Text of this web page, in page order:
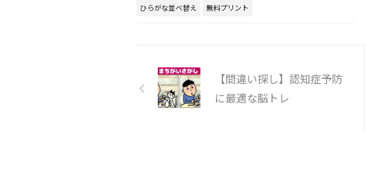
ひらがな並べ替え 無料プリント
【間違い探し】認知症予防
に最適な脳トレ